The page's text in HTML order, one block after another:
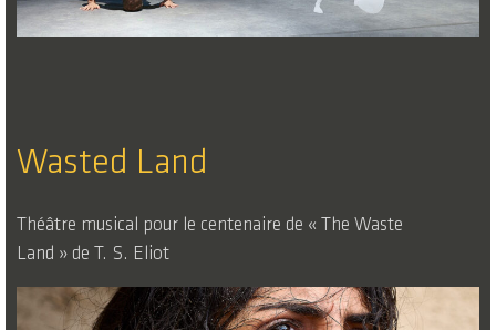
Wasted Land
Théâtre musical pour le centenaire de « The Waste
Land » de T. S. Eliot